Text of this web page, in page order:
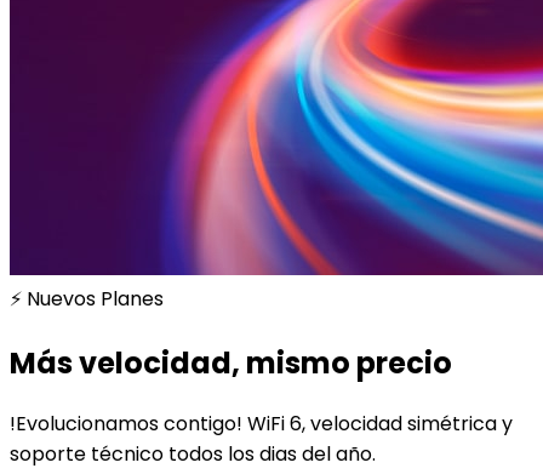
⚡ Nuevos Planes
Más velocidad, mismo precio
!Evolucionamos contigo! WiFi 6, velocidad simétrica y
soporte técnico todos los dias del año.